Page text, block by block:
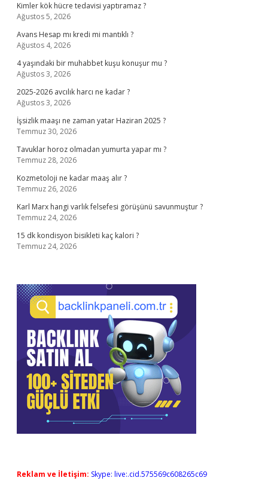
Kimler kök hücre tedavisi yaptıramaz ?
Ağustos 5, 2026
Avans Hesap mı kredi mi mantıklı ?
Ağustos 4, 2026
4 yaşındaki bir muhabbet kuşu konuşur mu ?
Ağustos 3, 2026
2025-2026 avcılık harcı ne kadar ?
Ağustos 3, 2026
İşsizlik maaşı ne zaman yatar Haziran 2025 ?
Temmuz 30, 2026
Tavuklar horoz olmadan yumurta yapar mı ?
Temmuz 28, 2026
Kozmetoloji ne kadar maaş alır ?
Temmuz 26, 2026
Karl Marx hangi varlık felsefesi görüşünü savunmuştur ?
Temmuz 24, 2026
15 dk kondisyon bisikleti kaç kalori ?
Temmuz 24, 2026
Reklam ve İletişim: Skype: live:.cid.575569c608265c69